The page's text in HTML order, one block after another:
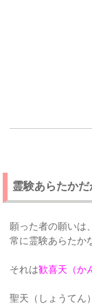
霊験あらたか
願った者の願いは
常に霊験あらたか
それは歓喜天（か
聖天（しょうてん